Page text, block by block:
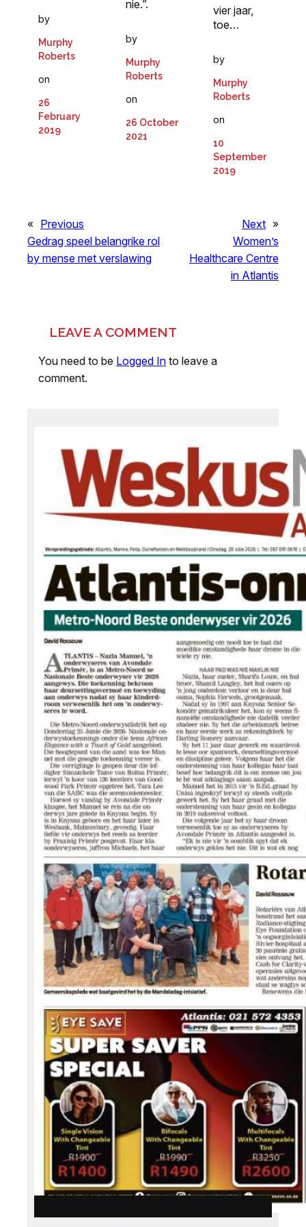
by
Murphy
Roberts
on
26
February
2019
nie.”.
by
Murphy
Roberts
on
26 October
2021
vier jaar,
toe…
by
Murphy
Roberts
on
10
September
2019
« Previous
Gedrag speel belangrike rol
by mense met verslawing
Next »
Women’s
Healthcare Centre
in Atlantis
LEAVE A COMMENT
You need to be Logged In to leave a
comment.